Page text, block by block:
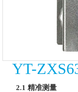
YT-
2.1 精准测量